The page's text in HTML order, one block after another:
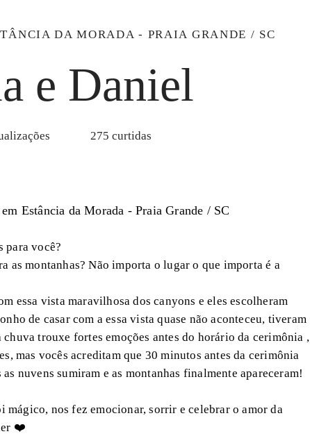
DA MORADA - PRAIA GRANDE / SC
e Daniel
275 curtidas
Estância da Morada - Praia Grande / SC
para você?
as montanhas? Não importa o lugar o que importa é a
essa vista maravilhosa dos canyons e eles escolheram
de casar com a essa vista quase não aconteceu, tiveram
trouxe fortes emoções antes do horário da cerimônia ,
mas vocês acreditam que 30 minutos antes da cerimônia
nuvens sumiram e as montanhas finalmente apareceram!
nos fez emocionar, sorrir e celebrar o amor da
❤️